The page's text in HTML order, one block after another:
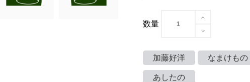
数量
加藤好洋 なまけもの
あしたの